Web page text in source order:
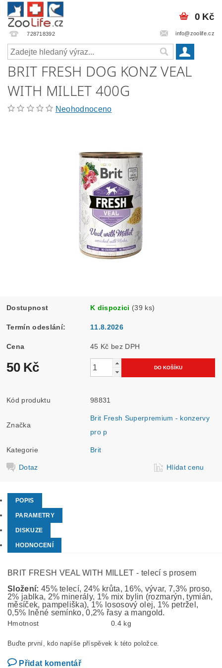
728718392 info@zoolife.cz
0 Kč
BRIT FRESH DOG KONZ VEAL
WITH MILLET 400G
Neohodnoceno
Dostupnost K dispozici (39 ks)
Termín odeslání: 11.8.2026
Cena 45 Kč bez DPH
50 Kč
Kód produktu 98831
Značka
Brit Fresh Superpremium - konzervy
pro p
Kategorie Brit
Dotaz Hlídat cenu
POPIS
PARAMETRY
DISKUZE
HODNOCENÍ
BRIT FRESH VEAL WITH MILLET - telecí s prosem
Složení: 45% telecí, 24% krůta, 16%, vývar, 7,3% proso,
2% jablka, 2% minerály, 1% mix bylin (rozmarýn, tymián,
měsíček, pampeliška), 1% lososový olej, 1% petržel,
0,5% lněné semínko, 0,2% řasy a mangold.
Hmotnost 0.4 kg
Buďte první, kdo napíše příspěvek k této položce.
Přidat komentář